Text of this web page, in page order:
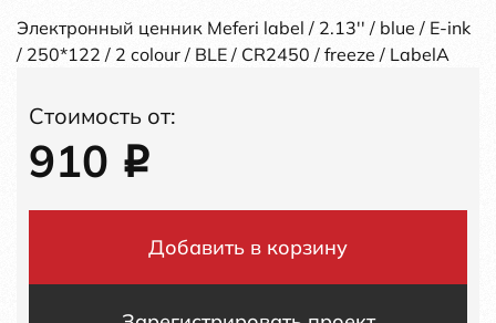
Электронный ценник Meferi label / 2.13'' / blue / E-ink
/ 250*122 / 2 colour / BLE / CR2450 / freeze / LabelA
Стоимость от:
910 i
Добавить в корзину